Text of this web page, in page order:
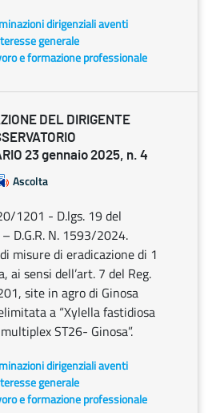
dirigenziali aventi
generale
e formazione professionale
DEL DIRIGENTE
23 gennaio 2025, n. 4
Ascolta
1201 - D.lgs. 19 del
D.G.R. N. 1593/2024.
misure di eradicazione di 1
ai sensi dell’art. 7 del Reg.
site in agro di Ginosa
a “Xylella fastidiosa
ST26- Ginosa”.
dirigenziali aventi
generale
e formazione professionale